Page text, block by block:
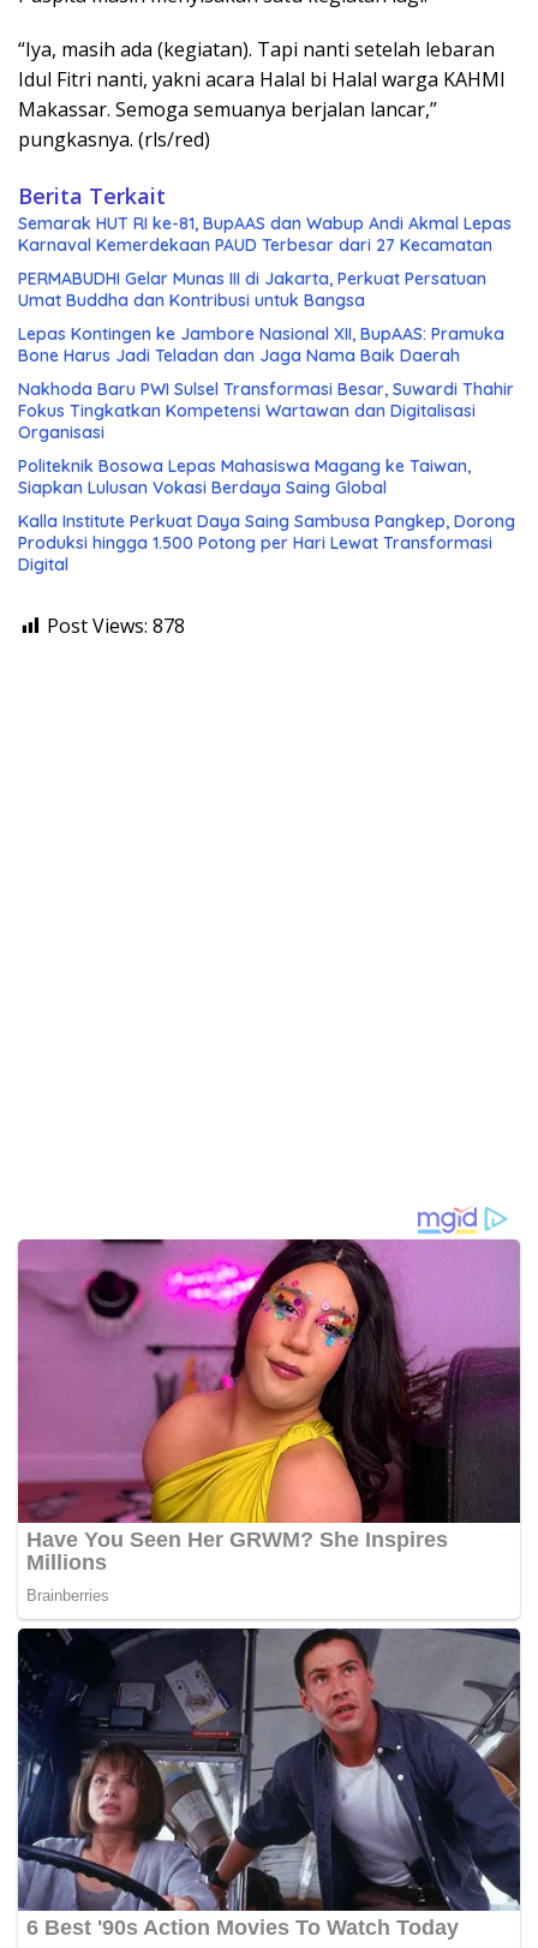
“Iya, masih ada (kegiatan). Tapi nanti setelah lebaran
Idul Fitri nanti, yakni acara Halal bi Halal warga KAHMI
Makassar. Semoga semuanya berjalan lancar,”
pungkasnya. (rls/red)
Berita Terkait
Semarak HUT RI ke-81, BupAAS dan Wabup Andi Akmal Lepas
Karnaval Kemerdekaan PAUD Terbesar dari 27 Kecamatan
PERMABUDHI Gelar Munas III di Jakarta, Perkuat Persatuan
Umat Buddha dan Kontribusi untuk Bangsa
Lepas Kontingen ke Jambore Nasional XII, BupAAS: Pramuka
Bone Harus Jadi Teladan dan Jaga Nama Baik Daerah
Nakhoda Baru PWI Sulsel Transformasi Besar, Suwardi Thahir
Fokus Tingkatkan Kompetensi Wartawan dan Digitalisasi
Organisasi
Politeknik Bosowa Lepas Mahasiswa Magang ke Taiwan,
Siapkan Lulusan Vokasi Berdaya Saing Global
Kalla Institute Perkuat Daya Saing Sambusa Pangkep, Dorong
Produksi hingga 1.500 Potong per Hari Lewat Transformasi
Digital
Post Views: 878